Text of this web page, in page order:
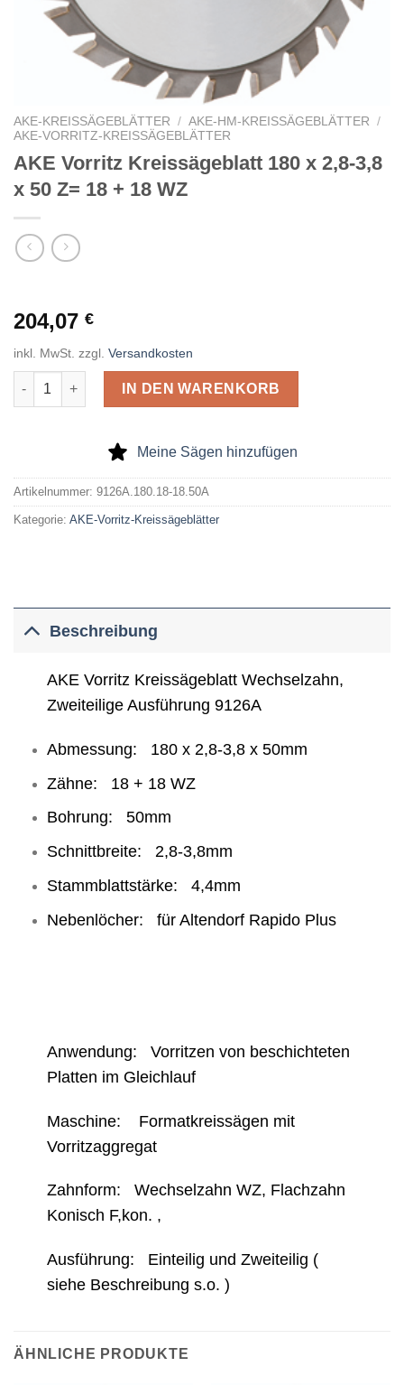
AKE-KREISSÄGEBLÄTTER / AKE-HM-KREISSÄGEBLÄTTER
/
AKE-VORRITZ-KREISSÄGEBLÄTTER
AKE Vorritz Kreissägeblatt 180 x 2,8-3,8
x 50 Z= 18 + 18 WZ
204,07 €
inkl. MwSt. zzgl. Versandkosten
AKE Vorritz Kreissägeblatt 180 x 2,8-3,8 x 50 Z= 18 + 18 WZ
IN DEN WARENKORB
Meine Sägen hinzufügen
Artikelnummer: 9126A.180.18-18.50A
Kategorie: AKE-Vorritz-Kreissägeblätter
Beschreibung
AKE Vorritz Kreissägeblatt Wechselzahn,
Zweiteilige Ausführung 9126A
Abmessung: 180 x 2,8-3,8 x 50mm
Zähne: 18 + 18 WZ
Bohrung: 50mm
Schnittbreite: 2,8-3,8mm
Stammblattstärke: 4,4mm
Nebenlöcher: für Altendorf Rapido Plus
Anwendung: Vorritzen von beschichteten
Platten im Gleichlauf
Maschine: Formatkreissägen mit
Vorritzaggregat
Zahnform: Wechselzahn WZ, Flachzahn
Konisch F,kon. ,
Ausführung: Einteilig und Zweiteilig (
siehe Beschreibung s.o. )
ÄHNLICHE PRODUKTE